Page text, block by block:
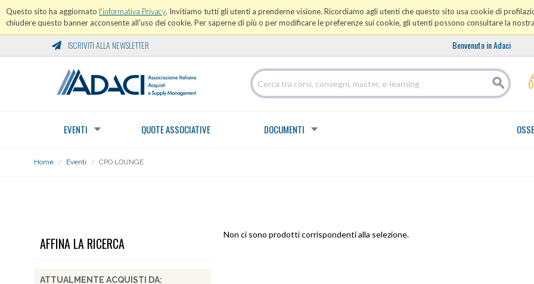
Questo sito ha aggiornato l'informativa Privacy. Invitiamo tutti gli utenti a prenderne visione. Ricordiamo agli utenti che questo sito usa cookie di
chiudere questo banner acconsente all'uso dei cookie. Per saperne di più o per modificare le preferenze sui cookie, gli utenti possono consultare la nostra
ISCRIVITI ALLA NEWSLETTER Benvenuto in Adaci
EVENTI QUOTE ASSOCIATIVE DOCUMENTI
Home / Eventi / CPO LOUNGE
AFFINA LA RICERCA
ATTUALMENTE ACQUISTI DA:
Non ci sono prodotti corrispondenti alla selezione.